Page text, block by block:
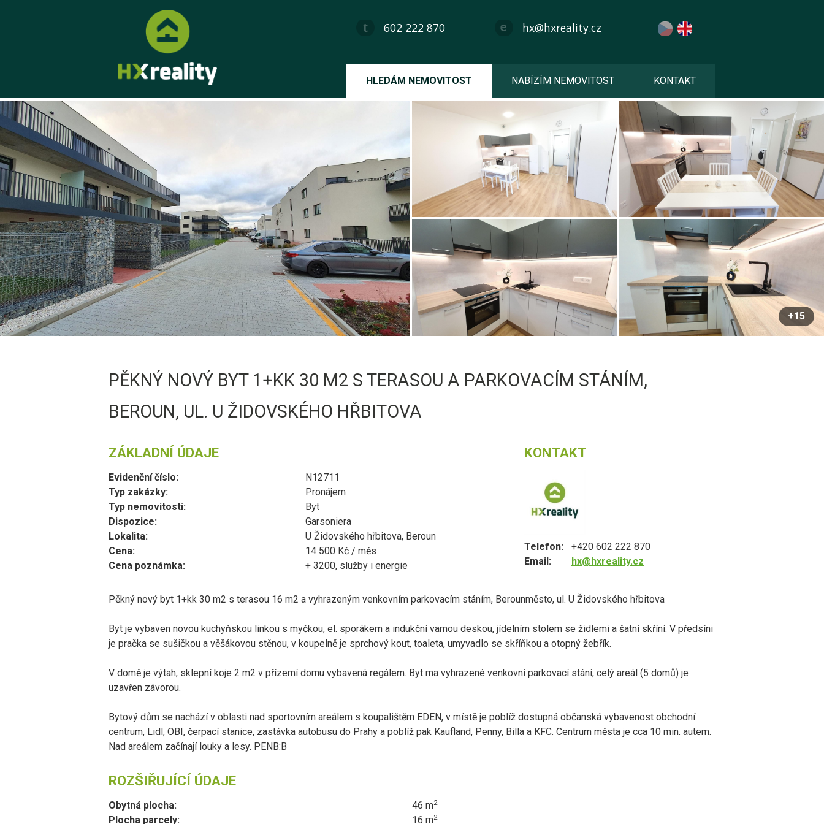
602 222 870 hx@hxreality.cz
HLEDÁM NEMOVITOST NABÍZÍM NEMOVITOST KONTAKT
+15
PĚKNÝ NOVÝ BYT 1+KK 30 M2 S TERASOU A PARKOVACÍM STÁNÍM,
BEROUN, UL. U ŽIDOVSKÉHO HŘBITOVA
ZÁKLADNÍ ÚDAJE
Evidenční číslo:
N12711
Typ zakázky:
Pronájem
Typ nemovitosti:
Byt
Dispozice:
Garsoniera
Lokalita:
U Židovského hřbitova, Beroun
Cena:
14 500 Kč / měs
Cena poznámka:
+ 3200, služby i energie
KONTAKT
Telefon:
+420 602 222 870
Email:
hx@hxreality.cz
Pěkný nový byt 1+kk 30 m2 s terasou 16 m2 a vyhrazeným venkovním parkovacím stáním, Berounměsto, ul. U Židovského hřbitova
Byt je vybaven novou kuchyňskou linkou s myčkou, el. sporákem a indukční varnou deskou, jídelním stolem se židlemi a šatní skříní. V předsíni
je pračka se sušičkou a věšákovou stěnou, v koupelně je sprchový kout, toaleta, umyvadlo se skříňkou a otopný žebřík.
V domě je výtah, sklepní koje 2 m2 v přízemí domu vybavená regálem. Byt ma vyhrazené venkovní parkovací stání, celý areál (5 domů) je
uzavřen závorou.
Bytový dům se nachází v oblasti nad sportovním areálem s koupalištěm EDEN, v místě je poblíž dostupná občanská vybavenost obchodní
centrum, Lidl, OBI, čerpací stanice, zastávka autobusu do Prahy a poblíž pak Kaufland, Penny, Billa a KFC. Centrum města je cca 10 min. autem.
Nad areálem začínají louky a lesy. PENB:B
ROZŠIŘUJÍCÍ ÚDAJE
Obytná plocha: 46 m2
Plocha parcely: 16 m2